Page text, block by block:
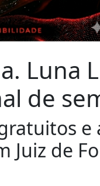
Luna
de
e
Juiz de